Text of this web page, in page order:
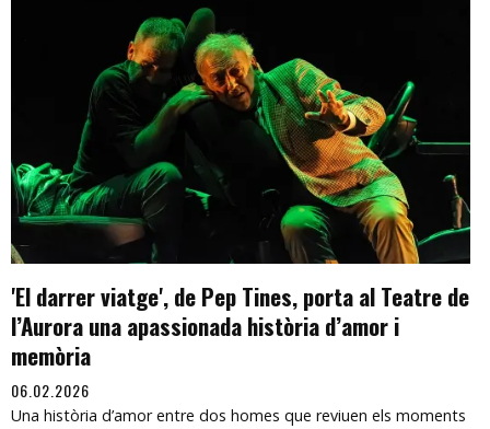
'El darrer viatge', de Pep Tines, porta al Teatre de
l’Aurora una apassionada història d’amor i
memòria
06.02.2026
Una història d’amor entre dos homes que reviuen els moments